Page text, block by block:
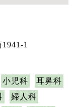
1
小児科
耳鼻科
婦人科